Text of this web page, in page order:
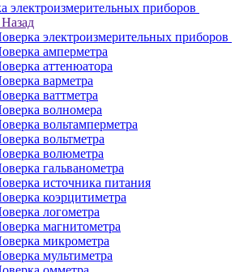
электроизмерительных приборов
Назад
электроизмерительных приборов
амперметра
аттенюатора
варметра
ваттметра
волномера
вольтамперметра
вольтметра
волюметра
гальванометра
источника питания
коэрцитиметра
логометра
магнитометра
микрометра
мультиметра